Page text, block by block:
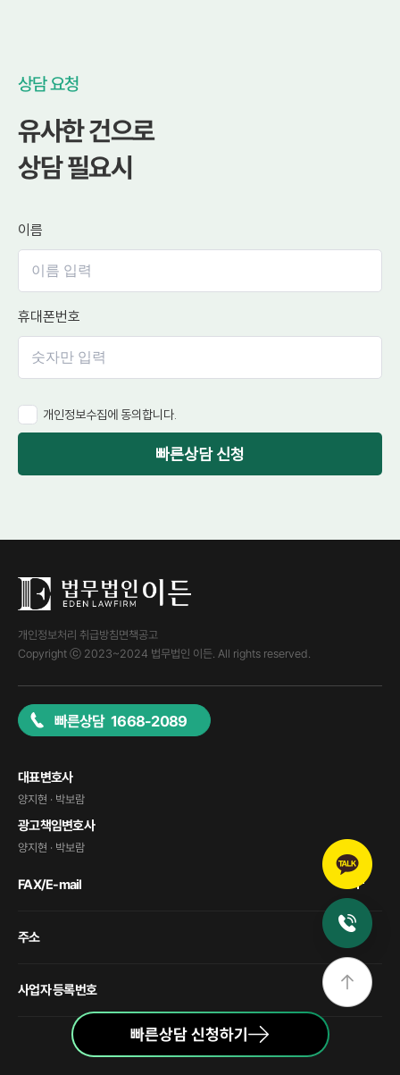
빠른상담 신청하기
상담 요청
유사한 건으로
상담 필요시
이름
휴대폰번호
개인정보수집에 동의합니다.
빠른상담 신청
개인정보처리 취급방침면책공고
Copyright ⓒ 2023~2024 법무법인 이든. All rights reserved.
빠른상담 1668-2089
대표변호사
양지현 · 박보람
광고책임변호사
양지현 · 박보람
FAX/E-mail
주소
사업자 등록번호